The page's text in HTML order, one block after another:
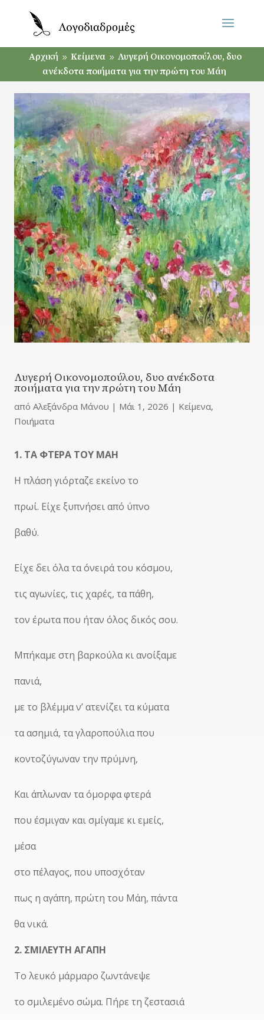
Αρχική 9 Κείμενα 9 Λυγερή Οικονομοπούλου, δυο
ανέκδοτα ποιήματα για την πρώτη του Μάη
Λυγερή Οικονομοπούλου, δυο ανέκδοτα
ποιήματα για την πρώτη του Μάη
από Αλεξάνδρα Μάνου | Μάι 1, 2026 | Κείμενα,
Ποιήματα
1. ΤΑ ΦΤΕΡΑ ΤΟΥ ΜΑΗ
Η πλάση γιόρταζε εκείνο το
πρωί. Είχε ξυπνήσει από ύπνο
βαθύ.
Είχε δει όλα τα όνειρά του κόσμου,
τις αγωνίες, τις χαρές, τα πάθη,
τον έρωτα που ήταν όλος δικός σου.
Μπήκαμε στη βαρκούλα κι ανοίξαμε
πανιά,
με το βλέμμα ν’ ατενίζει τα κύματα
τα ασημιά, τα γλαροπούλια που
κοντοζύγωναν την πρύμνη,
Και άπλωναν τα όμορφα φτερά
που έσμιγαν και σμίγαμε κι εμείς,
μέσα
στο πέλαγος, που υποσχόταν
πως η αγάπη, πρώτη του Μάη, πάντα
θα νικά.
2. ΣΜΙΛΕΥΤΗ ΑΓΑΠΗ
Το λευκό μάρμαρο ζωντάνεψε
το σμιλεμένο σώμα. Πήρε τη ζεστασιά